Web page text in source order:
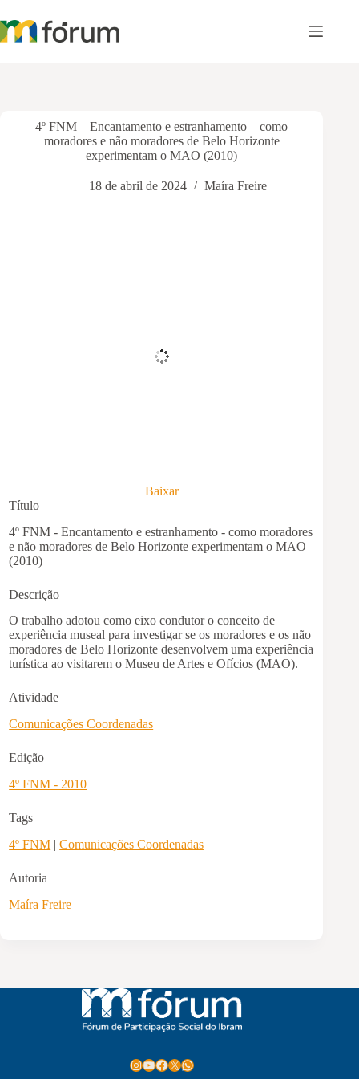
para
o
4º FNM – Encantamento e estranhamento – como
moradores e não moradores de Belo Horizonte
experimentam o MAO (2010)
18 de abril de 2024 Maíra Freire
Baixar
Título
4º FNM - Encantamento e estranhamento - como moradores
e não moradores de Belo Horizonte experimentam o MAO
(2010)
Descrição
O trabalho adotou como eixo condutor o conceito de
experiência museal para investigar se os moradores e os não
moradores de Belo Horizonte desenvolvem uma experiência
turística ao visitarem o Museu de Artes e Ofícios (MAO).
Atividade
Comunicações Coordenadas
Edição
4º FNM - 2010
Tags
4º FNM |Comunicações Coordenadas
Autoria
Maíra Freire
Instagram
Youtube
Facebook
X WhatsApp